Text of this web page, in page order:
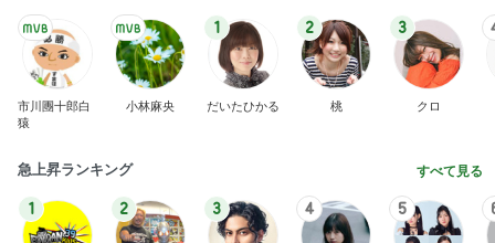
市川團十郎白
猿
小林麻央
1
だいたひかる
2
桃
3
クロ
急上昇ランキング すべて見る
1 2 3 4 5